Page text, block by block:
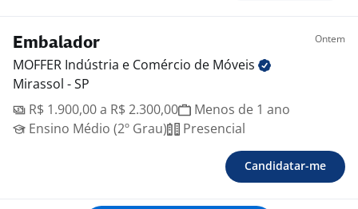
Embalador Ontem
MOFFER Indústria e Comércio de Móveis
Mirassol - SP
R$ 1.900,00 a R$ 2.300,00
Menos de 1 ano
Ensino Médio (2º Grau)
Presencial
Candidatar-me